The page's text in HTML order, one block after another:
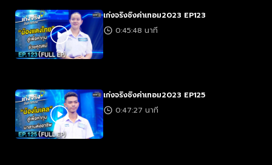
เก่งจริงชิงค่าเทอม2023 EP123
0:45:48 นาที
เก่งจริงชิงค่าเทอม2023 EP125
0:47:27 นาที